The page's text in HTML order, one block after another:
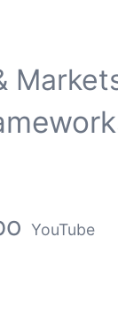
YouTube